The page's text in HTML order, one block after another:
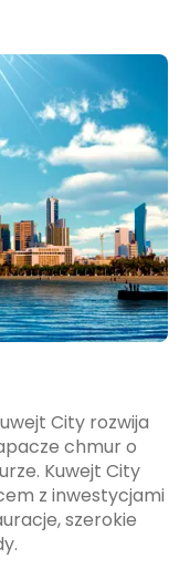
City rozwija
chmur o
Kuwejt City
z inwestycjami
szerokie